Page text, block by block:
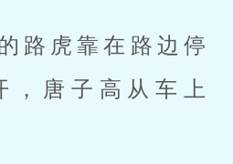
路虎靠在路边停
，唐子高从车上